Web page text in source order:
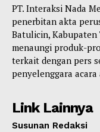
PT. Interaksi Nada
penerbitan akta
Batulicin, Kabupaten
menaungi produk-
terkait dengan pers
penyelenggara
Link Lainnya
Susunan Redaksi